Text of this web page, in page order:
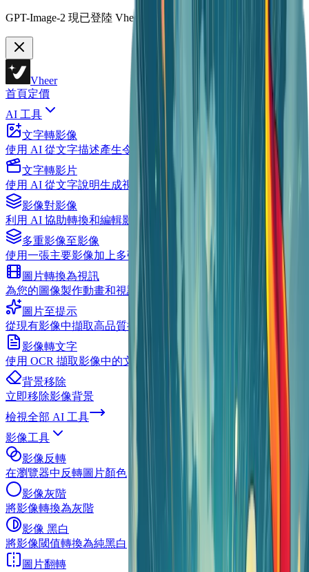
GPT-Image-2 現已登陸 Vheer。
Vheer
首頁定價
AI 工具
文字轉影像
使用 AI 從文字描述產生令人驚豔的影像
文字轉影片
使用 AI 從文字說明生成視訊
影像對影像
利用 AI 協助轉換和編輯影像
多重影像至影像
使用一張主要影像加上多張參考影像進行編輯
圖片轉換為視訊
為您的圖像製作動畫和視訊
圖片至提示
從現有影像中擷取高品質提示
影像轉文字
使用 OCR 擷取影像中的文字內容
背景移除
立即移除影像背景
檢視全部 AI 工具
影像工具
影像反轉
在瀏覽器中反轉圖片顏色
影像灰階
將影像轉換為灰階
影像 黑白
將影像閾值轉換為純黑白
圖片翻轉